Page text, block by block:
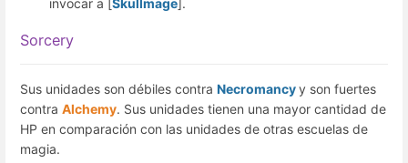
invocar a [Skullmage].
Sorcery
Sus unidades son débiles contra Necromancyy son fuertes
contra Alchemy. Sus unidades tienen una mayor cantidad de
HP en comparación con las unidades de otras escuelas de
magia.